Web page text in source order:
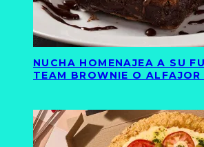
NUCHA HOMENAJEA A SU
TEAM BROWNIE O ALFAJOR